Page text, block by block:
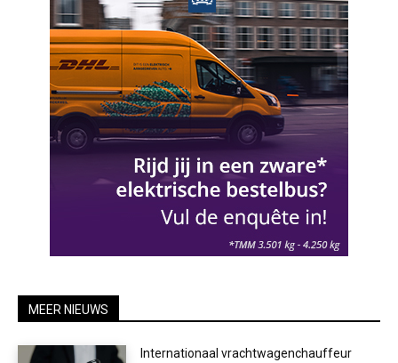
MEER NIEUWS
Internationaal vrachtwagenchauffeur